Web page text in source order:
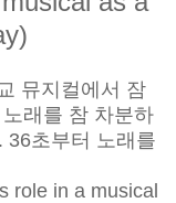
뮤지컬에서 잠
래를 참 차분하
36초부터 노래를
role in a musical